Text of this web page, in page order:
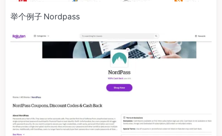
举个例子 Nordpass